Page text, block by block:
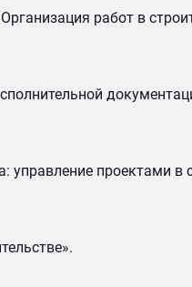
работ в
проектами в